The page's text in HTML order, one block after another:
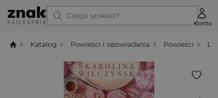
Czego szukasz?
Konto
Katalog Powieści i opowiadania Powieści